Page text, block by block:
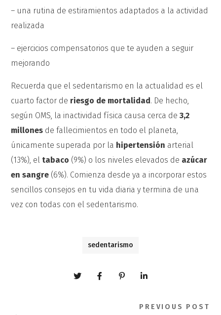
– una rutina de estiramientos adaptados a la actividad
realizada
– ejercicios compensatorios que te ayuden a seguir
mejorando
Recuerda que el sedentarismo en la actualidad es el
cuarto factor de riesgo de mortalidad. De hecho,
según OMS, la inactividad física causa cerca de3,2
millones de fallecimientos en todo el planeta,
únicamente superada por la hipertensión arterial
(13%), el tabaco (9%) o los niveles elevados de azúcar
en sangre (6%). Comienza desde ya a incorporar estos
sencillos consejos en tu vida diaria y termina de una
vez con todas con el sedentarismo.
sedentarismo
PREVIOUS POST